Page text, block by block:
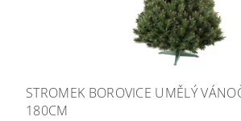
STROMEK BOROVICE UMĚLÝ
180CM